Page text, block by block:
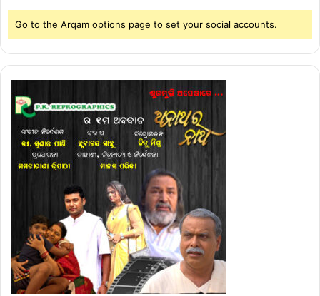
Go to the Arqam options page to set your social accounts.